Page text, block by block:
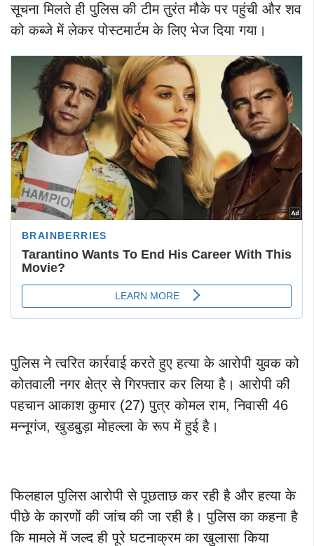
सूचना मिलते ही पुलिस की टीम तुरंत मौके पर पहुंची और शव
को कब्जे में लेकर पोस्टमार्टम के लिए भेज दिया गया।
पुलिस ने त्वरित कार्रवाई करते हुए हत्या के आरोपी युवक को
कोतवाली नगर क्षेत्र से गिरफ्तार कर लिया है। आरोपी की
पहचान आकाश कुमार (27) पुत्र कोमल राम, निवासी 46
मन्नूगंज, खुडबुड़ा मोहल्ला के रूप में हुई है।
फिलहाल पुलिस आरोपी से पूछताछ कर रही है और हत्या के
पीछे के कारणों की जांच की जा रही है। पुलिस का कहना है
कि मामले में जल्द ही पूरे घटनाक्रम का खुलासा किया